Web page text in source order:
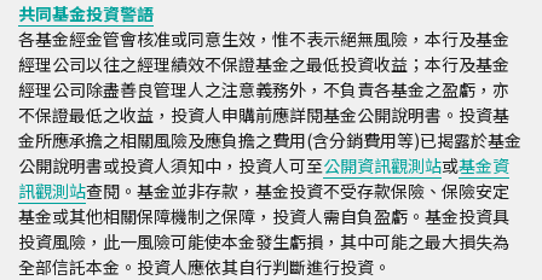
共同基金投資警語
各基金經金管會核准或同意生效，惟不表示絕無風險，本行及基金
經理公司以往之經理績效不保證基金之最低投資收益；本行及基金
經理公司除盡善良管理人之注意義務外，不負責各基金之盈虧，亦
不保證最低之收益，投資人申購前應詳閱基金公開說明書。投資基
金所應承擔之相關風險及應負擔之費用(含分銷費用等)已揭露於基金
公開說明書或投資人須知中，投資人可至公開資訊觀測站或基金資
訊觀測站查閱。基金並非存款，基金投資不受存款保險、保險安定
基金或其他相關保障機制之保障，投資人需自負盈虧。基金投資具
投資風險，此一風險可能使本金發生虧損，其中可能之最大損失為
全部信託本金。投資人應依其自行判斷進行投資。